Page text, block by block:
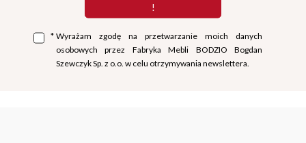
!
* Wyrażam zgodę na przetwarzanie moich danych
osobowych przez Fabryka Mebli BODZIO Bogdan
Szewczyk Sp. z o.o. w celu otrzymywania newslettera.